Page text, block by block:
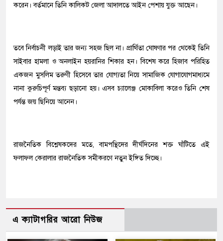
করেন। বর্তমানে তিনি কালিকট জেলা আদালতে আইন পেশায় যুক্ত আছেন।
তবে নির্বাচনী লড়াই তার জন্য সহজ ছিল না। প্রার্থিতা ঘোষণার পর থেকেই তিনি
সাইবার হামলা ও অনলাইন হয়রানির শিকার হন। বিশেষ করে হিজাব পরিহিত
একজন মুসলিম তরুণী হিসেবে তার যোগ্যতা নিয়ে সামাজিক যোগাযোগমাধ্যমে
নানা কুরুচিপূর্ণ মন্তব্য ছড়ানো হয়। এসব চ্যালেঞ্জ মোকাবিলা করেও তিনি শেষ
পর্যন্ত জয় ছিনিয়ে আনেন।
রাজনৈতিক বিশ্লেষকদের মতে, বামপন্থিদের দীর্ঘদিনের শক্ত ঘাঁটিতে এই
ফলাফল কেরালার রাজনৈতিক সমীকরণে নতুন ইঙ্গিত দিচ্ছে।
এ ক্যাটাগরির আরো নিউজ